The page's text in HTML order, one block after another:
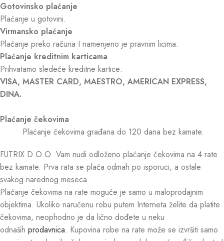
Gotovinsko plaćanje
Plaćanje u gotovini.
Virmansko plaćanje
Plaćanje preko računa I namenjeno je pravnim licima.
Plaćanje kreditnim karticama
Prihvatamo sledeće kreditne kartice:
VISA, MASTER CARD, MAESTRO, AMERICAN EXPRESS,
DINA.
Plaćanje čekovima
Plaćanje čekovima građana do 120 dana bez kamate.
FUTRIX D.O.O Vam nudi odloženo plaćanje čekovima na 4 rate
bez kamate. Prva rata se plaća odmah po isporuci, a ostale
svakog narednog meseca.
Plaćanje čekovima na rate moguće je samo u maloprodajnim
objektima. Ukoliko naručenu robu putem Interneta želite da platite
čekovima, neophodno je da lično dođete u neku
odnaših prodavnica. Kupovina robe na rate može se izvršiti samo